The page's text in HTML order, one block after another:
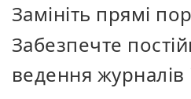
Замініть прямі
Забезпечте
ведення